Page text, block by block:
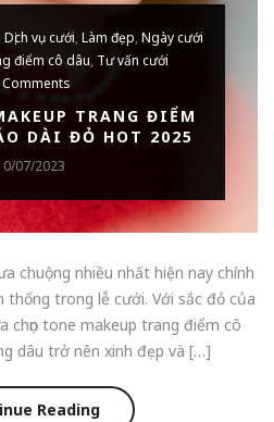
Dịch vụ cưới, Làm đẹp,Ngày cưới
điểm cô dâu, Tư vấn cưới
TRANG ĐIỂM
DÀI ĐỎ HOT 2025
07/2023
chuộng nhiều nhất hiện nay chính
trong lễ cưới. Với sắc đỏ của
tone makeup trang điểm cô
dâu trở nên xinh đẹp và […]
Reading